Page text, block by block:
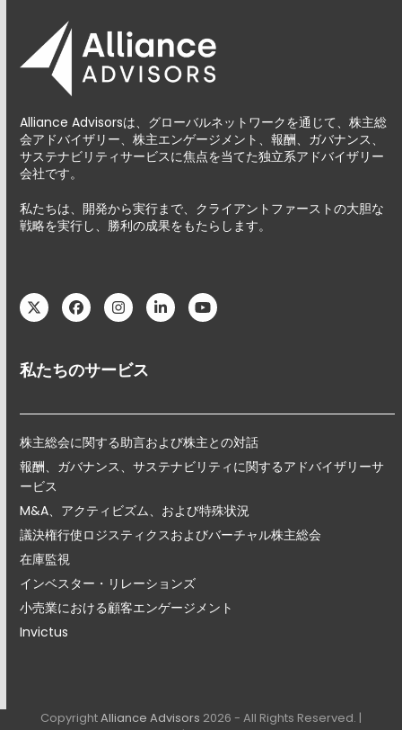
Alliance Advisorsは、グローバルネットワークを通じて、株主総
会アドバイザリー、株主エンゲージメント、報酬、ガバナンス、
サステナビリティサービスに焦点を当てた独立系アドバイザリー
会社です。
私たちは、開発から実行まで、クライアントファーストの大胆な
戦略を実行し、勝利の成果をもたらします。
TwitterFacebookInstagram
LinkedInYouTube
私たちのサービス
株主総会に関する助言および株主との対話
報酬、ガバナンス、サステナビリティに関するアドバイザリーサ
ービス
M&A、アクティビズム、および特殊状況
議決権行使ロジスティクスおよびバーチャル株主総会
在庫監視
インベスター・リレーションズ
小売業における顧客エンゲージメント
Invictus
CopyrightAlliance Advisors 2026 - All Rights Reserved. |